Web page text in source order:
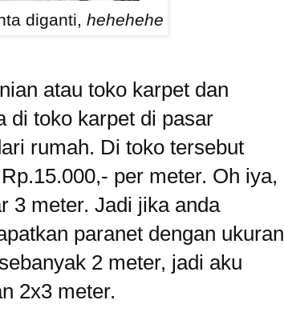
diganti, hehehehe
atau toko karpet dan
di toko karpet di pasar
rumah. Di toko tersebut
per meter. Oh iya,
3 meter. Jadi jika anda
paranet dengan ukuran
2 meter, jadi aku
2x3 meter.